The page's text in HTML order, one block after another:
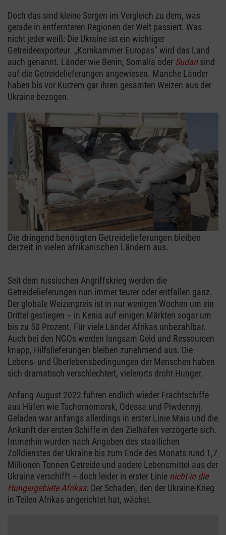
Doch das sind kleine Sorgen im Vergleich zu dem, was
gerade in entfernteren Regionen der Welt passiert. Was
nicht jeder weiß: Die Ukraine ist ein wichtiger
Getreideexporteur. „Kornkammer Europas“ wird das Land
auch genannt. Länder wie Benin, Somalia oder Sudan sind
auf die Getreidelieferungen angewiesen. Manche Länder
haben bis vor Kurzem gar ihren gesamten Weizen aus der
Ukraine bezogen.
Die dringend benötigten Getreidelieferungen bleiben
derzeit in vielen afrikanischen Ländern aus.
Seit dem russischen Angriffskrieg werden die
Getreidelieferungen nun immer teurer oder entfallen ganz.
Der globale Weizenpreis ist in nur wenigen Wochen um ein
Drittel gestiegen – in Kenia auf einigen Märkten sogar um
bis zu 50 Prozent. Für viele Länder Afrikas unbezahlbar.
Auch bei den NGOs werden langsam Geld und Ressourcen
knapp, Hilfslieferungen bleiben zunehmend aus. Die
Lebens- und Überlebensbedingungen der Menschen haben
sich dramatisch verschlechtert, vielerorts droht Hunger.
Anfang August 2022 fuhren endlich wieder Frachtschiffe
aus Häfen wie Tschornomorsk, Odessa und Piwdennyj.
Geladen war anfangs allerdings in erster Linie Mais und die
Ankunft der ersten Schiffe in den Zielhäfen verzögerte sich.
Immerhin wurden nach Angaben des staatlichen
Zolldienstes der Ukraine bis zum Ende des Monats rund 1,7
Millionen Tonnen Getreide und andere Lebensmittel aus der
Ukraine verschifft – doch leider in erster Linie nicht in die
Hungergebiete Afrikas. Der Schaden, den der Ukraine-Krieg
in Teilen Afrikas angerichtet hat, wächst.